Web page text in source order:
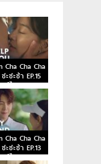
Cha Cha Cha
ะชะช่า EP.15
ย์ไทย
Cha Cha Cha
ะชะช่า EP.13
ย์ไทย